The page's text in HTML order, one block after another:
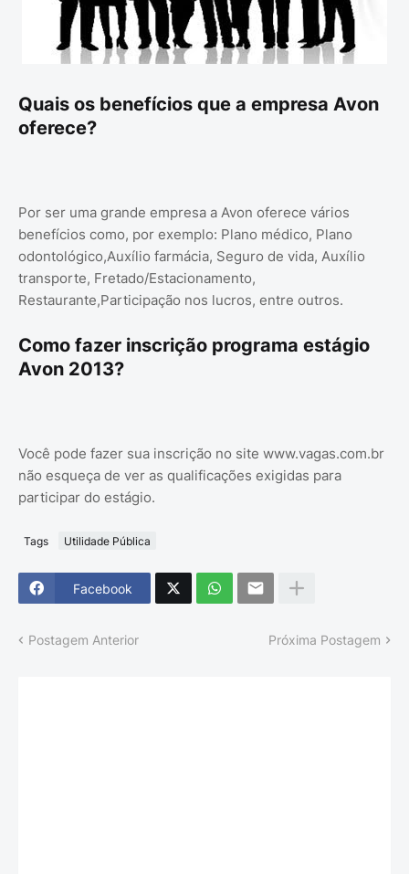
Quais os benefícios que a empresa Avon
oferece?
Por ser uma grande empresa a Avon oferece vários
benefícios como, por exemplo: Plano médico, Plano
odontológico,Auxílio farmácia, Seguro de vida, Auxílio
transporte, Fretado/Estacionamento,
Restaurante,Participação nos lucros, entre outros.
Como fazer inscrição programa estágio
Avon 2013?
Você pode fazer sua inscrição no site www.vagas.com.br
não esqueça de ver as qualificações exigidas para
participar do estágio.
Tags Utilidade Pública
Facebook
Postagem Anterior Próxima Postagem